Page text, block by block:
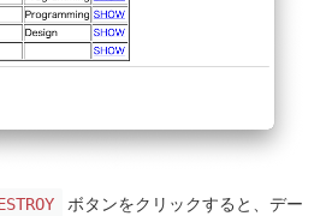
ボタンをクリックすると、デー